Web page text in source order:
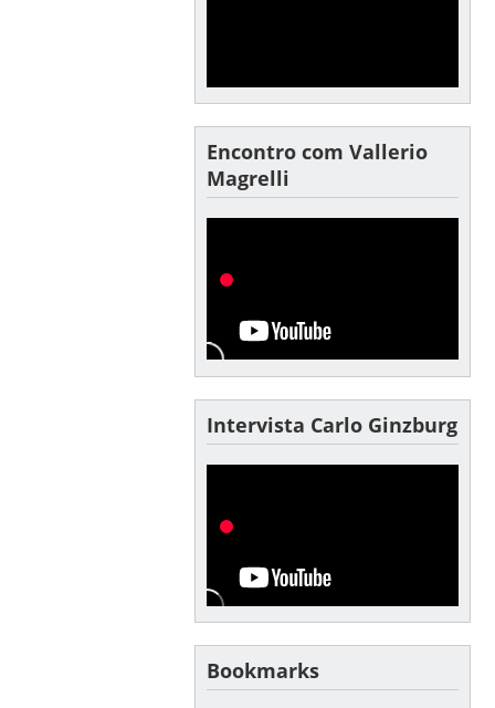
Encontro com Vallerio
Magrelli
Intervista Carlo Ginzburg
Bookmarks